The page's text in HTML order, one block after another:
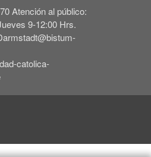
Atención al público:
9-12:00 Hrs.
catolica-